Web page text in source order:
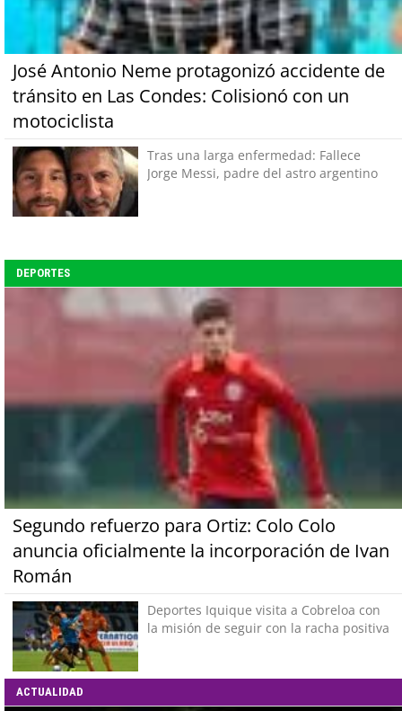
José Antonio Neme protagonizó accidente de
tránsito en Las Condes: Colisionó con un
motociclista
Tras una larga enfermedad: Fallece
Jorge Messi, padre del astro argentino
DEPORTES
Segundo refuerzo para Ortiz: Colo Colo
anuncia oficialmente la incorporación de Ivan
Román
Deportes Iquique visita a Cobreloa con
la misión de seguir con la racha positiva
ACTUALIDAD